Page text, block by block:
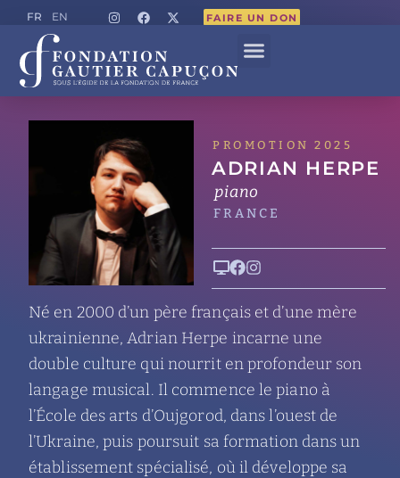
FR EN FAIRE UN DON
PROMOTION 2025
ADRIAN HERPE
piano
FRANCE
Né en 2000 d’un père français et d’une mère
ukrainienne, Adrian Herpe incarne une
double culture qui nourrit en profondeur son
langage musical. Il commence le piano à
l’École des arts d’Oujgorod, dans l’ouest de
l’Ukraine, puis poursuit sa formation dans un
établissement spécialisé, où il développe sa